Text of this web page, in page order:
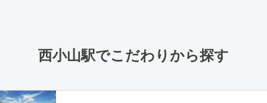
西小山駅でこだわりから探す